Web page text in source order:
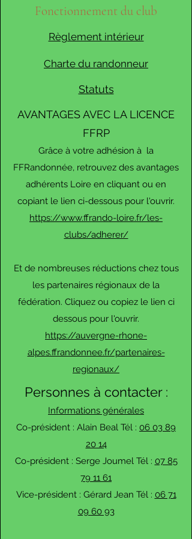
Fonctionnement du club
Règlement intérieur
Charte du randonneur
Statuts
AVANTAGES AVEC LA LICENCE
FFRP
Grâce à votre adhésion à la
FFRandonnée, retrouvez des avantages
adhérents Loire en cliquant ou en
copiant le lien ci-dessous pour l'ouvrir.
https://www.ffrando-loire.fr/les-
clubs/adherer/
Et de nombreuses réductions chez tous
les partenaires régionaux de la
fédération. Cliquez ou copiez le lien ci
dessous pour l'ouvrir.
https://auvergne-rhone-
alpes.ffrandonnee.fr/partenaires-
regionaux/
Personnes à contacter :
Informations générales
Co-président : Alain Beal Tél : 06 03 89
20 14
Co-président : Serge Joumel Tél : 07 85
79 11 61
Vice-président : Gérard Jean Tél : 06 71
09 60 93